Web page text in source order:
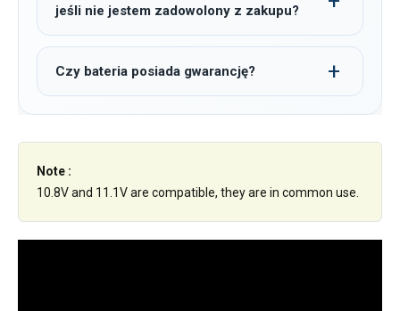
jeśli nie jestem zadowolony z zakupu?
Czy bateria posiada gwarancję?
Note :
10.8V and 11.1V are compatible, they are in common use.